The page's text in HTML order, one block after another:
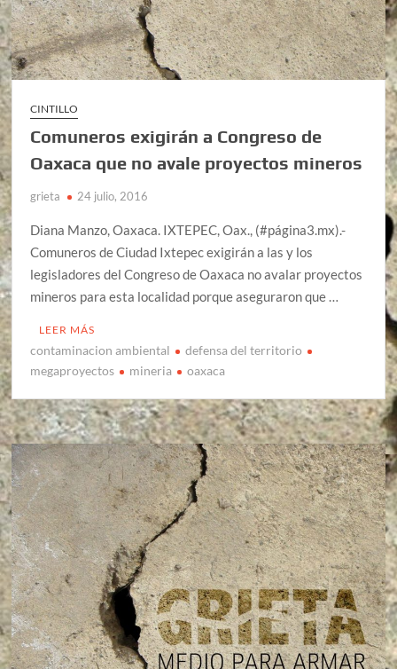
CINTILLO
Comuneros exigirán a Congreso de
Oaxaca que no avale proyectos mineros
grieta 24 julio, 2016
Diana Manzo, Oaxaca. IXTEPEC, Oax., (#página3.mx).-
Comuneros de Ciudad Ixtepec exigirán a las y los
legisladores del Congreso de Oaxaca no avalar proyectos
mineros para esta localidad porque aseguraron que …
LEER MÁS
contaminacion ambiental
defensa del territorio
megaproyectos
mineria oaxaca